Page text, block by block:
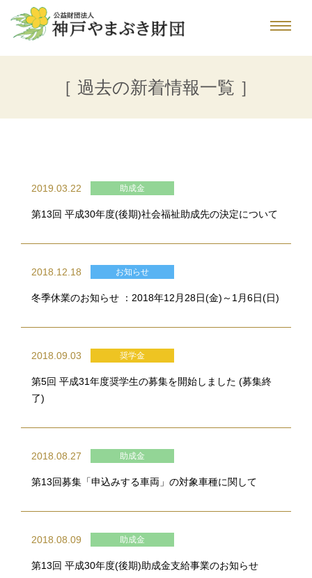
［ 過去の新着情報一覧 ］
2019.03.22 助成金
第13回 平成30年度(後期)社会福祉助成先の決定について
2018.12.18 お知らせ
冬季休業のお知らせ ：2018年12月28日(金)～1月6日(日)
2018.09.03 奨学金
第5回 平成31年度奨学生の募集を開始しました (募集終
了)
2018.08.27 助成金
第13回募集「申込みする車両」の対象車種に関して
2018.08.09 助成金
第13回 平成30年度(後期)助成金支給事業のお知らせ